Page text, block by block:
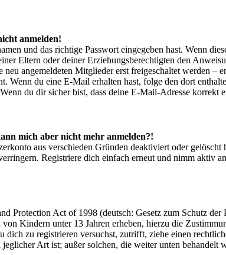
anmelden!
und das richtige Passwort eingegeben hast. Wenn
Eltern oder deiner Erziehungsberechtigten den
angemeldeten Mitglieder erst freigeschaltet werden
Wenn du eine E-Mail erhalten hast, folge den dort
du dir sicher bist, dass deine E-Mail-Adresse korrekt
mich aber nicht mehr anmelden?!
aus verschieden Gründen deaktiviert oder
Registriere dich einfach erneut und nimm aktiv
Protection Act of 1998 (deutsch: Gesetz zum Schutz
Kindern unter 13 Jahren erheben, hierzu die
dich zu registrieren versuchst, zutrifft, ziehe einen
Art ist; außer solchen, die weiter unten behandelt